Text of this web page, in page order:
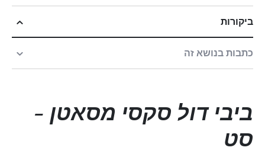
ביקורות
כתבות בנושא זה
ביבי דול סקסי מסאטן -
סט